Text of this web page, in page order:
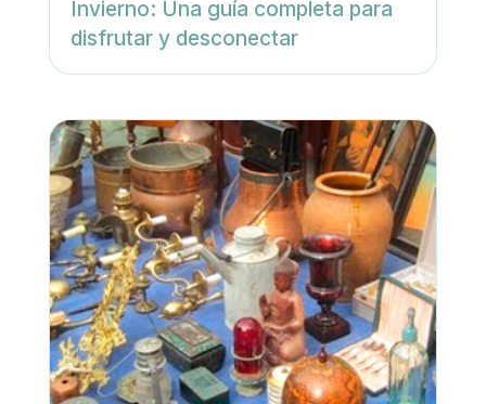
Invierno: Una guía completa para
disfrutar y desconectar